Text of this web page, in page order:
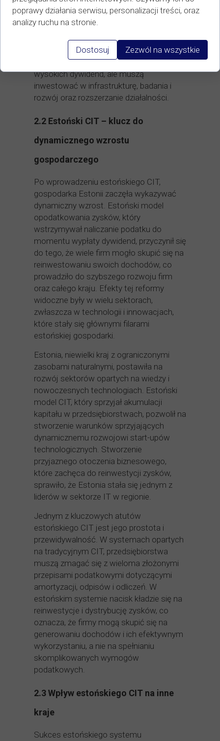
przedsiębiorstw niezależnie od tego, co z
tymi zyskami się dzieje, estoński system
skupia się na reinwestycji. Takie podejście
było i jest szczególnie atrakcyjne dla
startupów, które na początkowych
etapach działalności często nie generują
wysokich dywidend, ale muszą
inwestować w infrastrukturę, badania i
rozwój oraz rozszerzanie działalności.
2.2 Estoński CIT – klucz do
dynamicznego wzrostu
gospodarczego
Po wprowadzeniu estońskiego CIT,
gospodarka Estonii zaczęła wykazywać
dynamiczny wzrost. Estoński model
opodatkowania zysków, który
wstrzymywał naliczanie podatku do
momentu wypłaty dywidend, przyczynił się
do tego, że wiele firm mogło skupić się na
reinwestowaniu swoich dochodów, co
prowadziło do szybszego rozwoju firm
oraz całego kraju. Efekty tej reformy
widoczne były w wielu sektorach,
zwłaszcza w technologii i innowacjach,
które stały się głównymi filarami
estońskiej gospodarki.
Estonia, niewielki kraj z ograniczonymi
zasobami naturalnymi, postawiła na
rozwój sektorów opartych na wiedzy i
nowoczesnych technologiach. Estoński
model CIT, który sprzyjał akumulacji
kapitału w przedsiębiorstwach, pozwolił na
stworzenie warunków sprzyjających
dynamicznemu rozwojowi start-upów
technologicznych. Stworzenie
przyjaznego otoczenia biznesowego,
które zachęca do reinwestycji zysków,
sprawiło, że Estonia stała się jednym z
liderów w sektorze IT w regionie.
Jednym z kluczowych atutów
estońskiego CIT jest jego prostota i
przewidywalność. W systemach opartych
na tradycyjnym CIT, przedsiębiorstwa
muszą zmagać się z wieloma złożonymi
przepisami podatkowymi dotyczącymi
amortyzacji, odpisów i odliczeń. W
estońskim systemie nacisk kładzie się na
reinwestycje i dystrybucję zysków, co
oznacza, że firmy mogą skupić się na
generowaniu dochodów i ich efektywnym
wykorzystaniu, a nie na spełnianiu
skomplikowanych wymogów
podatkowych.
2.3 Wpływ estońskiego CIT na inne
kraje
Sukces estońskiego systemu
poprawy działania serwisu, personalizacji treści, oraz
analizy ruchu na stronie.
Dostosuj Zezwól na wszystkie